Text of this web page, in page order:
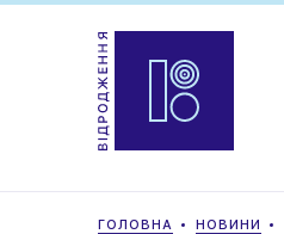
ГОЛОВНА НОВИНИ